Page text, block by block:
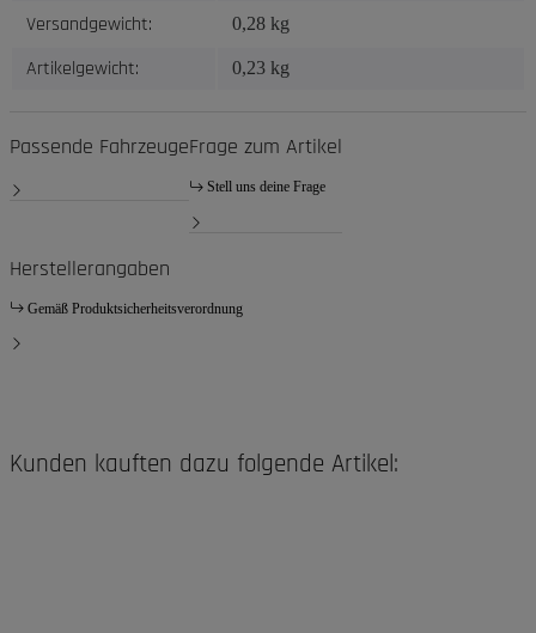
Versandgewicht: 0,28 kg
Artikelgewicht: 0,23 kg
Passende FahrzeugeFrage zum Artikel
Stell uns deine Frage
Herstellerangaben
Gemäß Produktsicherheitsverordnung
Kunden kauften dazu folgende Artikel: